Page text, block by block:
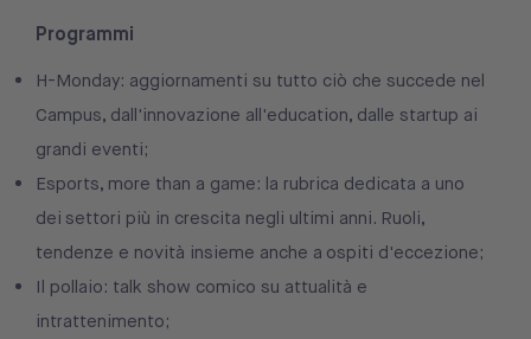
Programmi
H-Monday: aggiornamenti su tutto ciò che succede nel
Campus, dall'innovazione all'education, dalle startup ai
grandi eventi;
Esports, more than a game: la rubrica dedicata a uno
dei settori più in crescita negli ultimi anni. Ruoli,
tendenze e novità insieme anche a ospiti d'eccezione;
Il pollaio: talk show comico su attualità e
intrattenimento;